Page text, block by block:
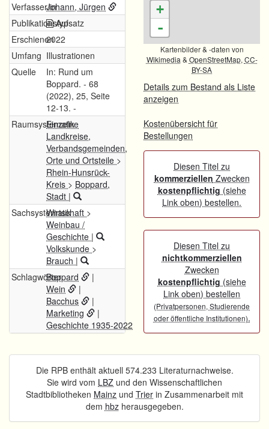
Verfasser/inJohann, Jürgen
PublikationstypAufsatz
Erschienen2022
Umfang Illustrationen
Quelle
In: Rund um
Boppard. - 68
(2022), 25, Seite
12-13. -
Raumsystematik
Einzelne
Landkreise,
Verbandsgemeinden,
Orte und Ortsteile >
Rhein-Hunsrück-
Kreis > Boppard,
Stadt |
Sachsystematik
Wirtschaft >
Weinbau /
Geschichte |
Volkskunde >
Brauch |
SchlagwörterBoppard
|
Wein
|
Bacchus
|
Marketing
|
Geschichte 1935-2022
+
-
Kartenbilder & -daten von
Wikimedia & OpenStreetMap, CC-
BY-SA
Details zum Bestand als Liste
anzeigen
Kostenübersicht für
Bestellungen
Diesen Titel zu
kommerziellen Zwecken
kostenpflichtig (siehe
Link oben) bestellen.
Diesen Titel zu
nichtkommerziellen
Zwecken
kostenpflichtig (siehe
Link oben) bestellen
(Privatpersonen, Studierende
oder öffentliche Institutionen).
Die RPB enthält aktuell 574.233 Literaturnachweise.
Sie wird vom LBZ und den Wissenschaftlichen
Stadtbibliotheken Mainz und Trier in Zusammenarbeit mit
dem hbzherausgegeben.